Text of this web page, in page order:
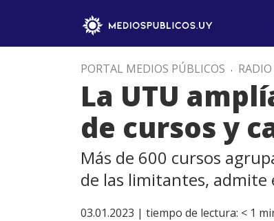
PORTAL MEDIOS PÚBLICOS . RADIO
La UTU
de cursos y
Más de 600 cursos
de las limitantes, admite
03.01.2023 | tiempo de lectura: < 1